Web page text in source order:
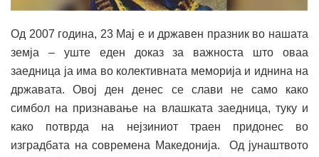
Од 2007 година, 23 Мај е и државен празник во нашата
земја – уште еден доказ за важноста што оваа
заедница ја има во колективната меморија и иднина на
државата. Овој ден денес се слави не само како
симбол на признавање на влашката заедница, туку и
како потврда на нејзиниот траен придонес во
изградбата на современа Македонија. Од јунаштвото